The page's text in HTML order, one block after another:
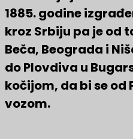
1885. godine
kroz Srbiju pa je od
Beča, Beograda i
do Plovdiva u
kočijom, da bi se
vozom.